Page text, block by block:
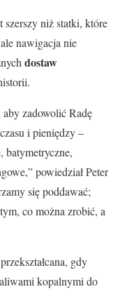
szerszy niż statki, które
nawigacja nie
dostaw
zadowolić Radę
i pieniędzy –
batymetryczne,
powiedział Peter
się poddawać;
co można zrobić, a
gdy
kopalnymi do